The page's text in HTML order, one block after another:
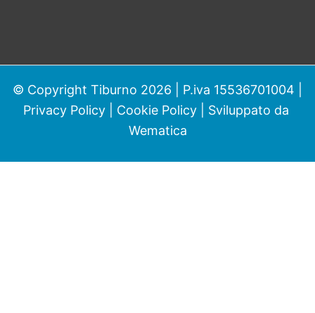
© Copyright Tiburno 2026 | P.iva 15536701004 |
Privacy Policy| Cookie Policy| Sviluppato da
Wematica